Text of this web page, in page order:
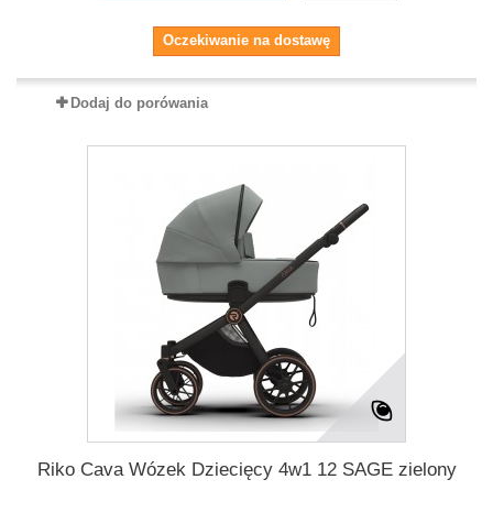
Oczekiwanie na dostawę
Dodaj do porówania
Riko Cava Wózek Dziecięcy 4w1 12 SAGE zielony